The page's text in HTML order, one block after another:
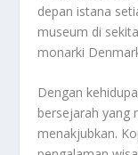
depan istana
museum di
monarki
Dengan
bersejarah yang
menakjubkan.